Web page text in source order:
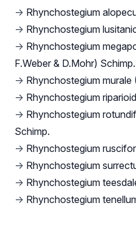
→ Rhynchostegium
→ Rhynchostegium
→ Rhynchostegium
F.Weber & D.Mohr) Schimp.
→ Rhynchostegium murale
→ Rhynchostegium
→ Rhynchostegium
Schimp.
→ Rhynchostegium
→ Rhynchostegium
→ Rhynchostegium
→ Rhynchostegium